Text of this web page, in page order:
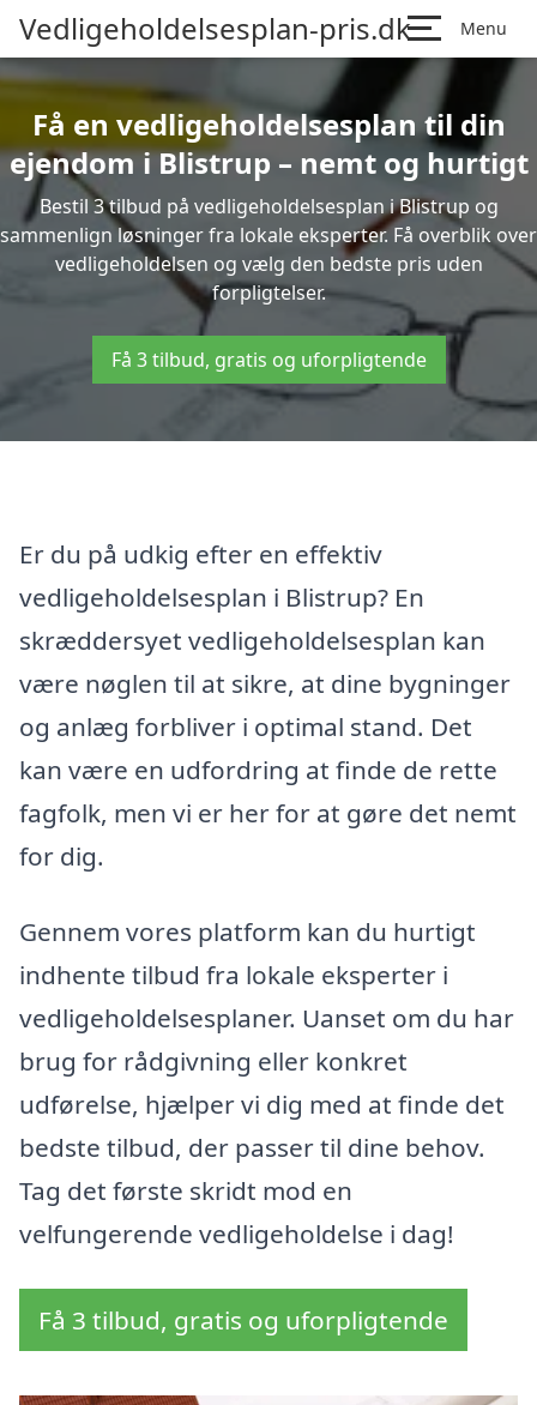
Vedligeholdelsesplan-pris.dk Menu
Få en vedligeholdelsesplan til din
ejendom i Blistrup – nemt og hurtigt
Bestil 3 tilbud på vedligeholdelsesplan i Blistrup og
sammenlign løsninger fra lokale eksperter. Få overblik over
vedligeholdelsen og vælg den bedste pris uden
forpligtelser.
Få 3 tilbud, gratis og uforpligtende
Er du på udkig efter en effektiv
vedligeholdelsesplan i Blistrup? En
skræddersyet vedligeholdelsesplan kan
være nøglen til at sikre, at dine bygninger
og anlæg forbliver i optimal stand. Det
kan være en udfordring at finde de rette
fagfolk, men vi er her for at gøre det nemt
for dig.
Gennem vores platform kan du hurtigt
indhente tilbud fra lokale eksperter i
vedligeholdelsesplaner. Uanset om du har
brug for rådgivning eller konkret
udførelse, hjælper vi dig med at finde det
bedste tilbud, der passer til dine behov.
Tag det første skridt mod en
velfungerende vedligeholdelse i dag!
Få 3 tilbud, gratis og uforpligtende